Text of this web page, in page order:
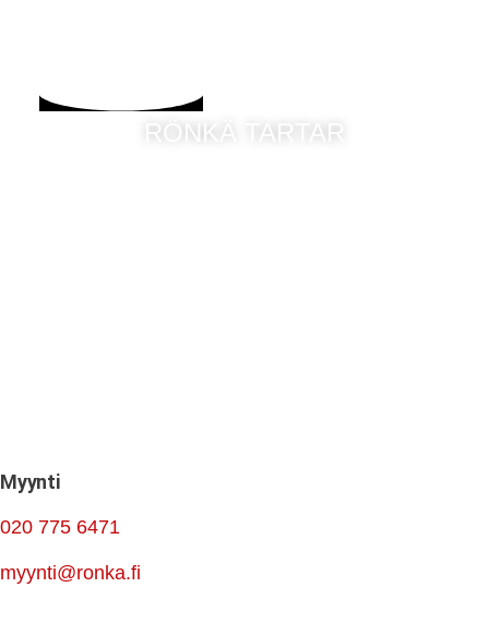
RÖNKÄ TARTAR
Myynti
020 775 6471
myynti@ronka.fi